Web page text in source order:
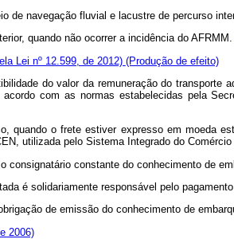
de navegação fluvial e lacustre de percurso
quando não ocorrer a incidência do AFRMM.
Lei nº 12.599, de 2012) (Produção de efeito)
do valor da remuneração do
com as normas estabelecidas pela
quando o frete estiver expresso em moeda
utilizada pelo Sistema Integrado do
consignatário constante do conhecimento de
é solidariamente responsável pelo
de emissão do conhecimento de
2006)